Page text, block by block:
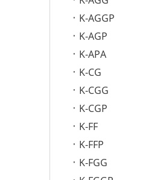
K-AGGP
K-AGP
K-APA
K-CG
K-CGG
K-CGP
K-FF
K-FFP
K-FGG